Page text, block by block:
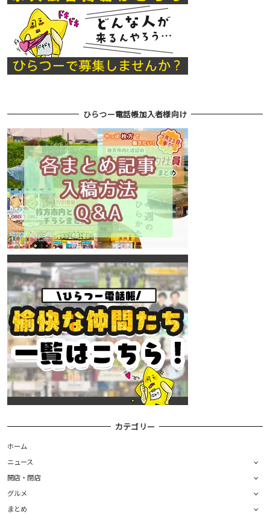
ひらつー電話帳加入者様向け
カテゴリー
ホーム
ニュース
開店・閉店
グルメ
まとめ